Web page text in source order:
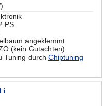
PS
angeklemmt
(kein Gutachten)
Tuning durch Chiptuning
i